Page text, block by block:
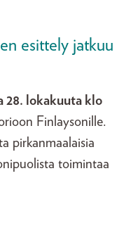
esittely jatkuu
28. lokakuuta klo
Finlaysonille.
pirkanmaalaisia
toimintaa